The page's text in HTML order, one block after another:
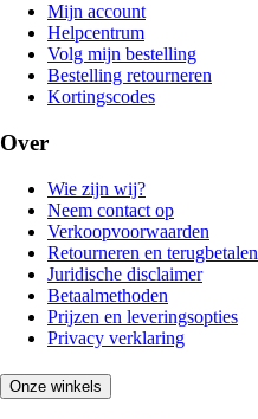
Mijn account
Helpcentrum
Volg mijn bestelling
Bestelling retourneren
Kortingscodes
Over
Wie zijn wij?
Neem contact op
Verkoopvoorwaarden
Retourneren en terugbetalen
Juridische disclaimer
Betaalmethoden
Prijzen en leveringsopties
Privacy verklaring
Onze winkels